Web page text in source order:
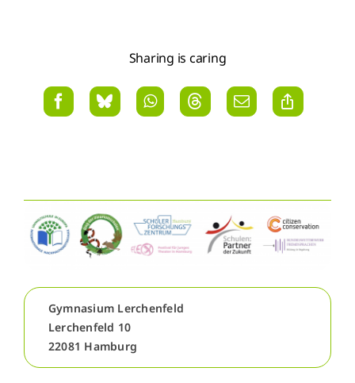
Sharing is caring
Gymnasium Lerchenfeld
Lerchenfeld 10
22081 Hamburg